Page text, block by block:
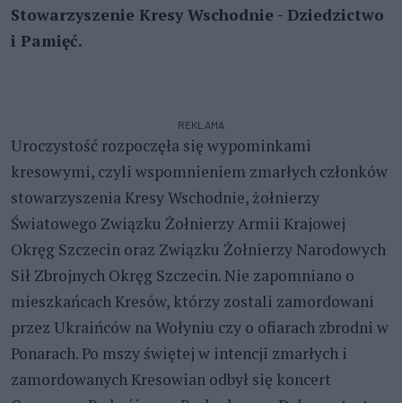
Stowarzyszenie Kresy Wschodnie - Dziedzictwo
i Pamięć.
REKLAMA
Uroczystość rozpoczęła się wypominkami
kresowymi, czyli wspomnieniem zmarłych członków
stowarzyszenia Kresy Wschodnie, żołnierzy
Światowego Związku Żołnierzy Armii Krajowej
Okręg Szczecin oraz Związku Żołnierzy Narodowych
Sił Zbrojnych Okręg Szczecin. Nie zapomniano o
mieszkańcach Kresów, którzy zostali zamordowani
przez Ukraińców na Wołyniu czy o ofiarach zbrodni w
Ponarach. Po mszy świętej w intencji zmarłych i
zamordowanych Kresowian odbył się koncert